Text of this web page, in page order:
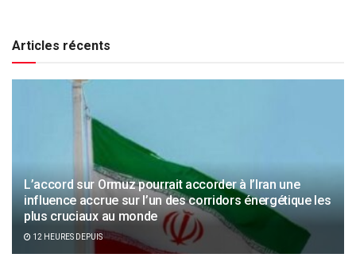
Articles récents
L’accord sur Ormuz pourrait accorder à l’Iran une
influence accrue sur l’un des corridors énergétique les
plus cruciaux au monde
12 HEURES DEPUIS